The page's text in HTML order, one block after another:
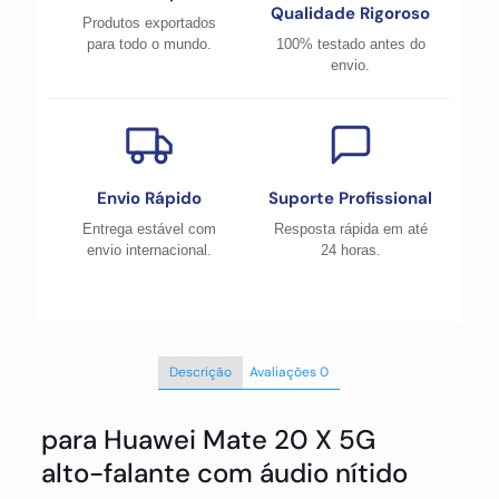
Produtos exportados
para todo o mundo.
Qualidade Rigoroso
100% testado antes do
envio.
Envio Rápido
Entrega estável com
envio internacional.
Suporte Profissional
Resposta rápida em até
24 horas.
Descrição Avaliações0
para Huawei Mate 20 X 5G
alto-falante com áudio nítido